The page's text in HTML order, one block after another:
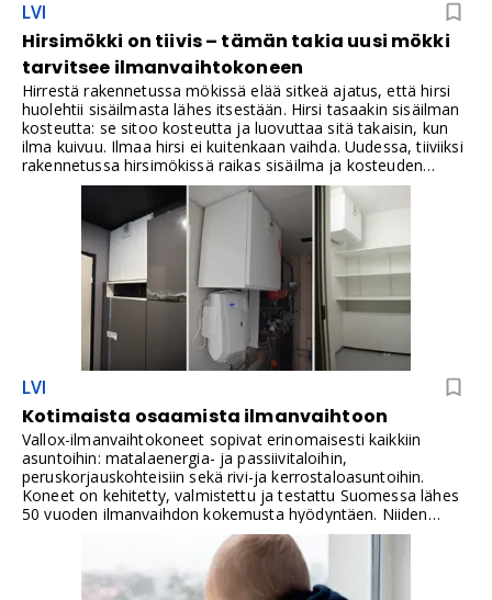
poistoilmakanavassa keskimäärin yhdellä asteella,
ilmanvaihtokoneen vuosihyötysuhde huononee noin neljä
prosenttiyksikköä.Hyvinkin eristetyissä kanavissa jäähtymä
ullakolla voi olla useita asteita. Toisaalta kesäkuumalla ilma
myös lämpenee kuumalle ullakolle asennetuissa kanavissa
eristeistä huolimatta.
LVI
Hirsimökki on tiivis – tämän takia uusi mökki
tarvitsee ilmanvaihtokoneen
Hirrestä rakennetussa mökissä elää sitkeä ajatus, että hirsi
huolehtii sisäilmasta lähes itsestään. Hirsi tasaakin sisäilman
kosteutta: se sitoo kosteutta ja luovuttaa sitä takaisin, kun
ilma kuivuu. Ilmaa hirsi ei kuitenkaan vaihda. Uudessa, tiiviiksi
rakennetussa hirsimökissä raikas sisäilma ja kosteuden
poistuminen vaativat suunnitellun ilmanvaihdon.
LVI
Kotimaista osaamista ilmanvaihtoon
Vallox-ilmanvaihtokoneet sopivat erinomaisesti kaikkiin
asuntoihin: matalaenergia- ja passiivitaloihin,
peruskorjauskohteisiin sekä rivi-ja kerrostaloasuntoihin.
Koneet on kehitetty, valmistettu ja testattu Suomessa lähes
50 vuoden ilmanvaihdon kokemusta hyödyntäen. Niiden
valmistuksessa panostetaan korkeaan laatuun,
turvallisuuteen ja pitkäikäisyyteen.